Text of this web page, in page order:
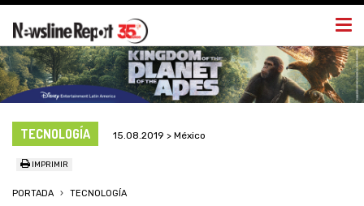
TECNOLOGÍA 15.08.2019 > México
IMPRIMIR
PORTADA TECNOLOGÍA